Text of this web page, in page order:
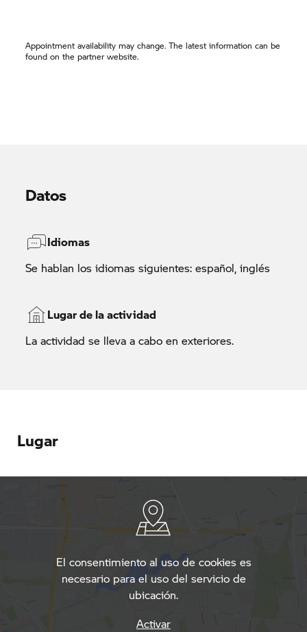
Appointment availability may change. The latest information can be
found on the partner website.
Datos
Idiomas
Se hablan los idiomas siguientes: español, inglés
Lugar de la actividad
La actividad se lleva a cabo en exteriores.
Lugar
El consentimiento al uso de cookies es
necesario para el uso del servicio de
ubicación.
Activar